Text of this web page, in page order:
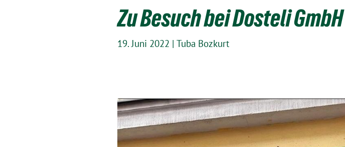
Zu Besuch bei Dosteli GmbH
19. Juni 2022 | Tuba Bozkurt